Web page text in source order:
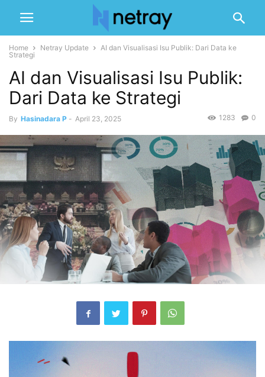
Home Netray Update
AI dan Visualisasi Isu Publik: Dari Data ke
Strategi
AI dan Visualisasi Isu Publik:
Dari Data ke Strategi
By Hasinadara P - April 23, 2025 0
1283